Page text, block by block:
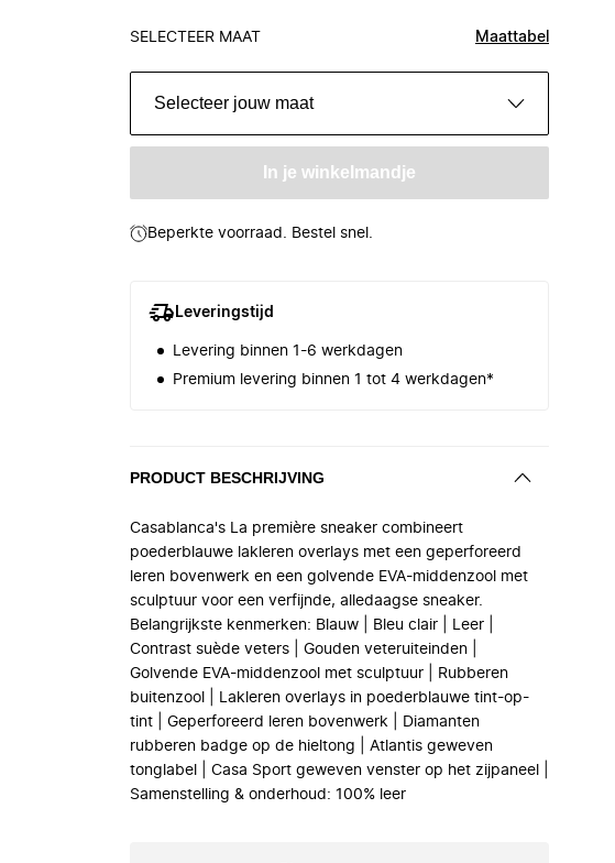
SELECTEER MAAT Maattabel
Selecteer jouw maat
In je winkelmandje
Beperkte voorraad. Bestel snel.
Leveringstijd
Levering binnen 1-6 werkdagen
Premium levering binnen 1 tot 4 werkdagen*
PRODUCT BESCHRIJVING
Casablanca's La première sneaker combineert
poederblauwe lakleren overlays met een geperforeerd
leren bovenwerk en een golvende EVA-middenzool met
sculptuur voor een verfijnde, alledaagse sneaker.
Belangrijkste kenmerken: Blauw | Bleu clair | Leer |
Contrast suède veters | Gouden veteruiteinden |
Golvende EVA-middenzool met sculptuur | Rubberen
buitenzool | Lakleren overlays in poederblauwe tint-op-
tint | Geperforeerd leren bovenwerk | Diamanten
rubberen badge op de hieltong | Atlantis geweven
tonglabel | Casa Sport geweven venster op het zijpaneel |
Samenstelling & onderhoud: 100% leer